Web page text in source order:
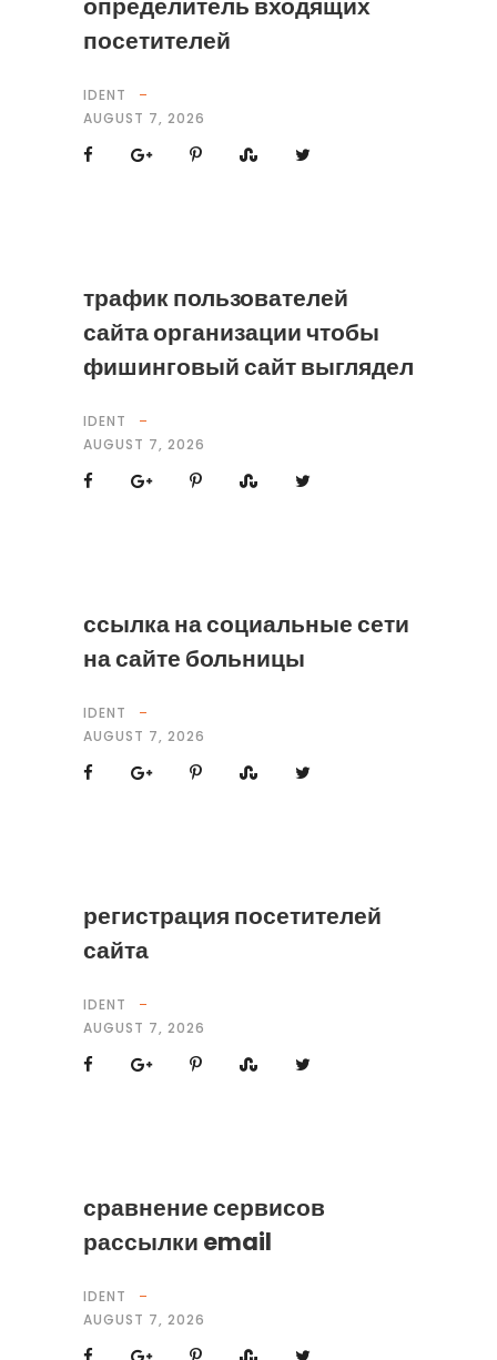
посетителей
IDENT
AUGUST 7, 2026
трафик пользователей
сайта организации чтобы
фишинговый сайт выглядел
IDENT
AUGUST 7, 2026
ссылка на социальные сети
на сайте больницы
IDENT
AUGUST 7, 2026
регистрация посетителей
сайта
IDENT
AUGUST 7, 2026
сравнение сервисов
рассылки email
IDENT
AUGUST 7, 2026